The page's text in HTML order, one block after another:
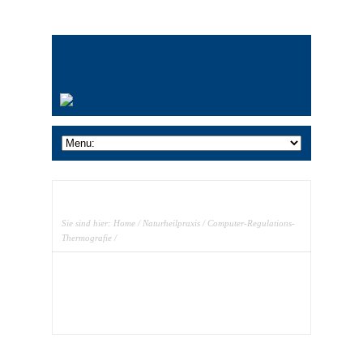
Sie sind hier: Home / Naturheilpraxis / Computer-Regulations-
Thermografie /